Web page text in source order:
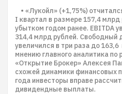
• «Лукойл» (+1,75%)
I квартал в размере 157,4 млрд
убытком годом ранее. EBITDA
314,4 млрд рублей. Свободный
увеличился в три раза до
мнению главного аналитика по
«Открытие Брокер» Алексея
схожей динамики финансовых
года инвесторы вправе
дивидендные выплаты.